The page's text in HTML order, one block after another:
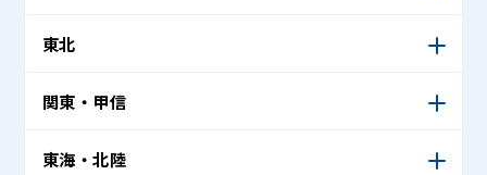
東北
関東・甲信
東海・北陸